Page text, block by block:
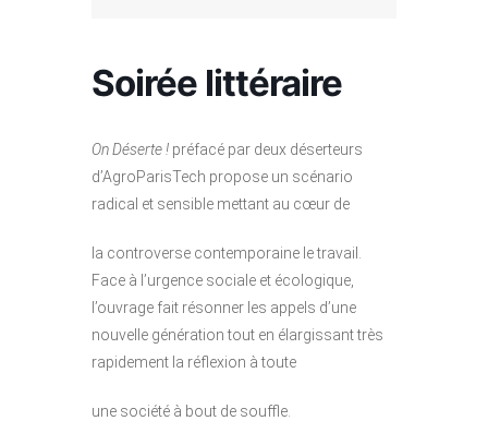
Soirée littéraire
On Déserte ! préfacé par deux déserteurs
d’AgroParisTech propose un scénario
radical et sensible mettant au cœur de
la controverse contemporaine le travail.
Face à l’urgence sociale et écologique,
l’ouvrage fait résonner les appels d’une
nouvelle génération tout en élargissant très
rapidement la réflexion à toute
une société à bout de souffle.